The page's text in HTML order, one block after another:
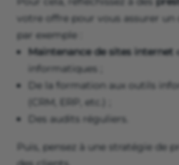
votre offre pour vous assurer un
par exemple :
Maintenance de sites internet
informatiques ;
De la formation aux outils
(CRM, ERP, etc.) ;
Des audits réguliers.
Puis, pensez à une stratégie de